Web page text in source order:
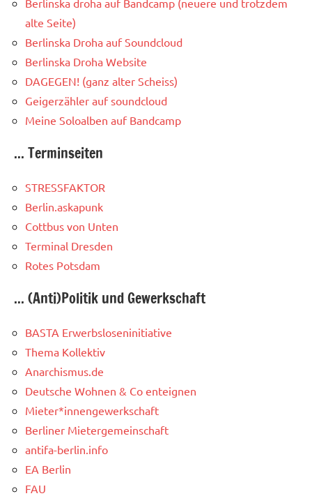
alte Seite)
Berlinska Droha auf Soundcloud
Berlinska Droha Website
DAGEGEN! (ganz alter Scheiss)
Geigerzähler auf soundcloud
Meine Soloalben auf Bandcamp
... Terminseiten
STRESSFAKTOR
Berlin.askapunk
Cottbus von Unten
Terminal Dresden
Rotes Potsdam
... (Anti)Politik und Gewerkschaft
BASTA Erwerbsloseninitiative
Thema Kollektiv
Anarchismus.de
Deutsche Wohnen & Co enteignen
Mieter*innengewerkschaft
Berliner Mietergemeinschaft
antifa-berlin.info
EA Berlin
FAU